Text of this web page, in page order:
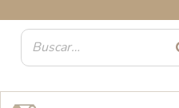
contenido